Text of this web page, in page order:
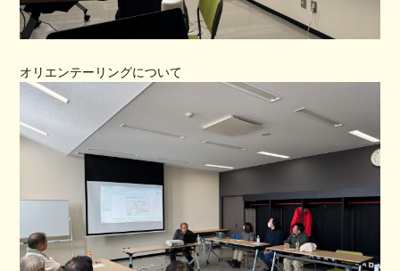
オリエンテーリングについて